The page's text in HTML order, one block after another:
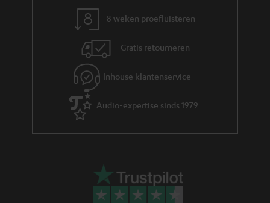
8 weken proefluisteren
Gratis retourneren
Inhouse klantenservice
Audio-expertise sinds 1979